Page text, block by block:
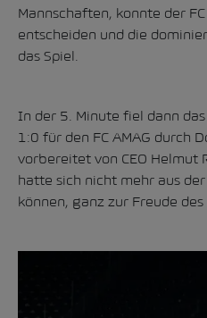
Mannschaften, konnte der
entscheiden und die
das Spiel.
In der 5. Minute fiel dann
1:0 für den FC AMAG durch
vorbereitet von CEO Helmut
hatte sich nicht mehr aus
können, ganz zur Freude des